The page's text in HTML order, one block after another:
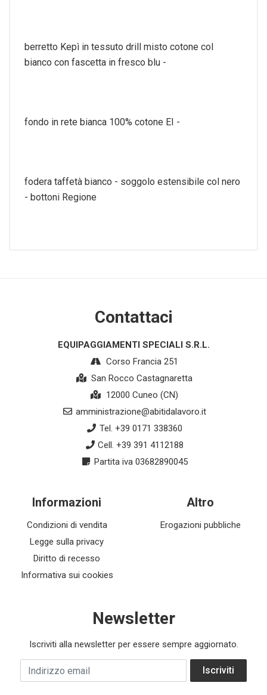
berretto Kepì in tessuto drill misto cotone col
bianco con fascetta in fresco blu -
fondo in rete bianca 100% cotone EI -
fodera taffetà bianco - soggolo estensibile col nero
- bottoni Regione
Contattaci
EQUIPAGGIAMENTI SPECIALI S.R.L.
Corso Francia 251
San Rocco Castagnaretta
12000 Cuneo (CN)
amministrazione@abitidalavoro.it
Tel. +39 0171 338360
Cell. +39 391 4112188
Partita iva 03682890045
Informazioni
Condizioni di vendita
Legge sulla privacy
Diritto di recesso
Informativa sui cookies
Altro
Erogazioni pubbliche
Newsletter
Iscriviti alla newsletter per essere sempre aggiornato.
Indirizzo email Iscriviti